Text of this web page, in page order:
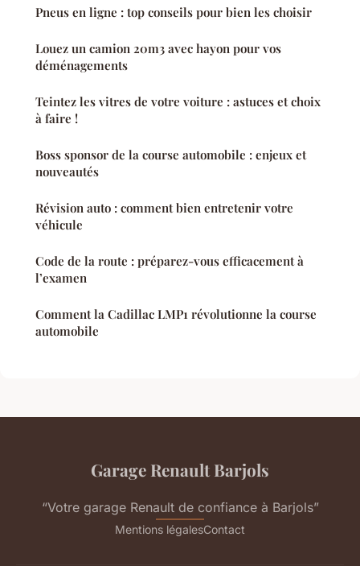
Pneus en ligne : top conseils pour bien les choisir
Louez un camion 20m3 avec hayon pour vos
déménagements
Teintez les vitres de votre voiture : astuces et choix
à faire !
Boss sponsor de la course automobile : enjeux et
nouveautés
Révision auto : comment bien entretenir votre
véhicule
Code de la route : préparez-vous efficacement à
l’examen
Comment la Cadillac LMP1 révolutionne la course
automobile
Garage Renault Barjols
“Votre garage Renault de confiance à Barjols”
Mentions légalesContact